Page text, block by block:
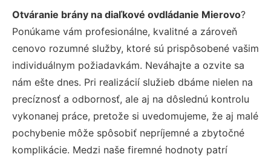
Otváranie brány na diaľkové ovdládanie Mierovo?
Ponúkame vám profesionálne, kvalitné a zároveň
cenovo rozumné služby, ktoré sú prispôsobené vašim
individuálnym požiadavkám. Neváhajte a ozvite sa
nám ešte dnes. Pri realizácií služieb dbáme nielen na
precíznosť a odbornosť, ale aj na dôslednú kontrolu
vykonanej práce, pretože si uvedomujeme, že aj malé
pochybenie môže spôsobiť nepríjemné a zbytočné
komplikácie. Medzi naše firemné hodnoty patrí